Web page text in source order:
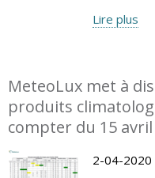
Lire plus
MeteoLux met à
produits
compter du 15 avril
2-04-2020